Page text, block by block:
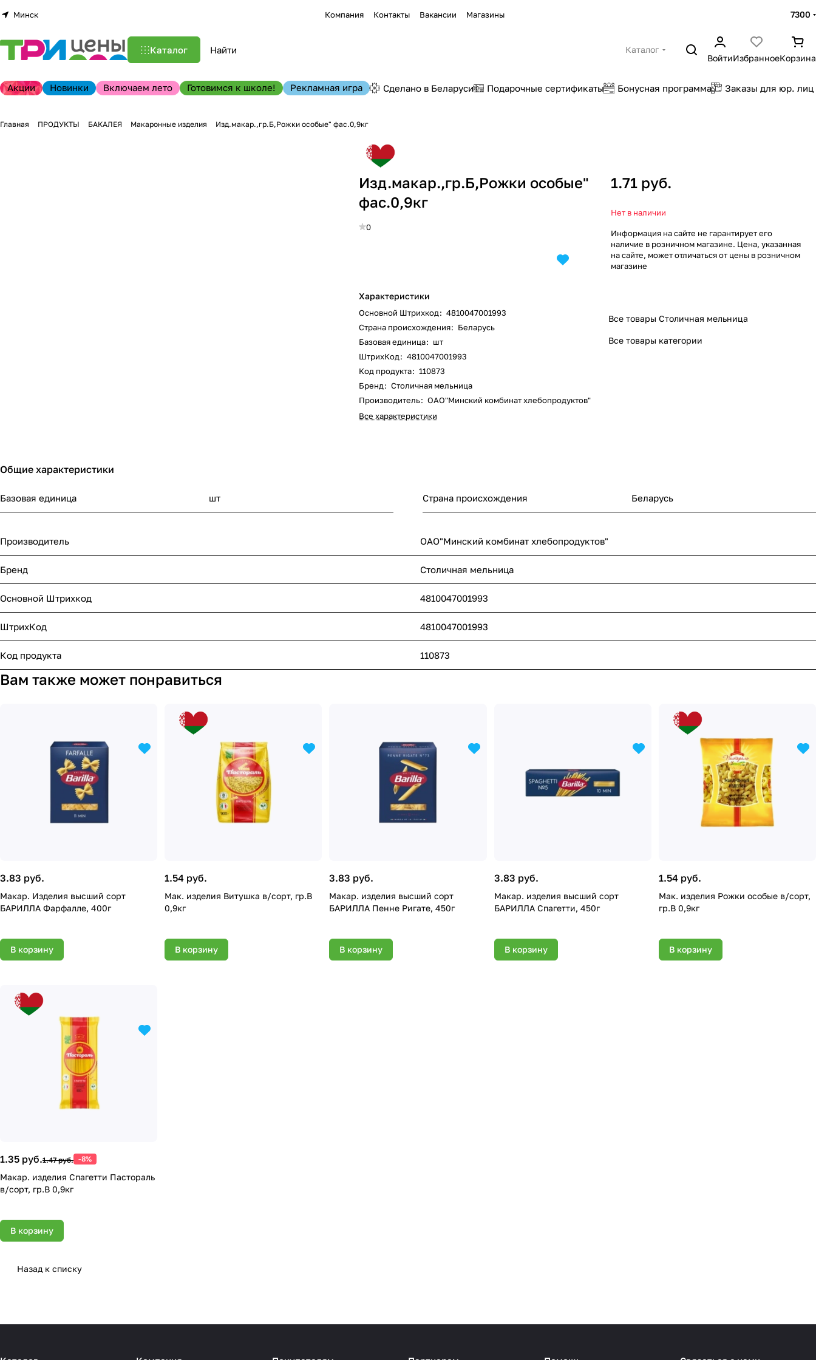
Минск Компания Контакты Вакансии Магазины 7300
Каталог
Каталог
ВойтиИзбранноеКорзина
Акции Новинки Включаем лето Готовимся к школе! Рекламная игра Сделано в Беларуси Подарочные сертификаты Бонусная программа Заказы для юр. лиц
Главная ПРОДУКТЫ БАКАЛЕЯ Макаронные изделия Изд.макар.,гр.Б,Рожки особые" фас.0,9кг
Изд.макар.,гр.Б,Рожки особые"
фас.0,9кг
0
Характеристики
Основной Штрихкод: 4810047001993
Страна происхождения: Беларусь
Базовая единица: шт
ШтрихКод: 4810047001993
Код продукта: 110873
Бренд: Столичная мельница
Производитель: ОАО"Минский комбинат хлебопродуктов"
Все характеристики
1.71 руб.
Нет в наличии
Информация на сайте не гарантирует его
наличие в розничном магазине. Цена, указанная
на сайте, может отличаться от цены в розничном
магазине
Все товары Столичная мельница
Все товары категории
Общие характеристики
Базовая единица шт Страна происхождения Беларусь
Производитель ОАО"Минский комбинат хлебопродуктов"
Бренд Столичная мельница
Основной Штрихкод 4810047001993
ШтрихКод 4810047001993
Код продукта 110873
Вам также может понравиться
3.83 руб.
Макар. Изделия высший сорт
БАРИЛЛА Фарфалле, 400г
В корзину
1.54 руб.
Мак. изделия Витушка в/сорт, гр.В
0,9кг
В корзину
3.83 руб.
Макар. изделия высший сорт
БАРИЛЛА Пенне Ригате, 450г
В корзину
3.83 руб.
Макар. изделия высший сорт
БАРИЛЛА Спагетти, 450г
В корзину
1.54 руб.
Мак. изделия Рожки особые в/сорт,
гр.В 0,9кг
В корзину
1.35 руб.1.47 руб. -8%
Макар. изделия Спагетти Пастораль
в/сорт, гр.В 0,9кг
В корзину
Назад к списку